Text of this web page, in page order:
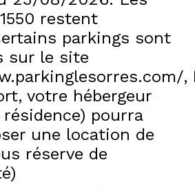
restent
parkings sont
sur le site
votre hébergeur
résidence) pourra
une location de
réserve de